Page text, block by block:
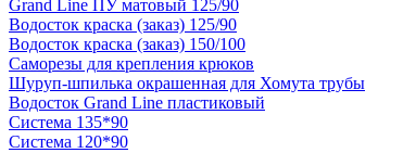
Grand Line ПУ матовый 125/90
Водосток краска (заказ) 125/90
Водосток краска (заказ) 150/100
Саморезы для крепления крюков
Шуруп-шпилька окрашенная для Хомута трубы
Водосток Grand Line пластиковый
Система 135*90
Система 120*90